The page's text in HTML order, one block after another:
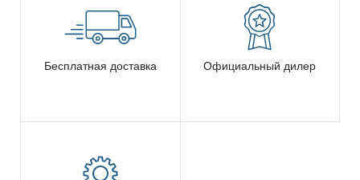
Бесплатная доставка Официальный дилер